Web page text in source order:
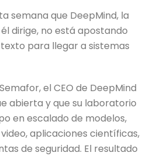
semana que DeepMind, la
dirige, no está apostando
para llegar a sistemas
el CEO de DeepMind
abierta y que su laboratorio
en escalado de modelos,
aplicaciones científicas,
de seguridad. El resultado